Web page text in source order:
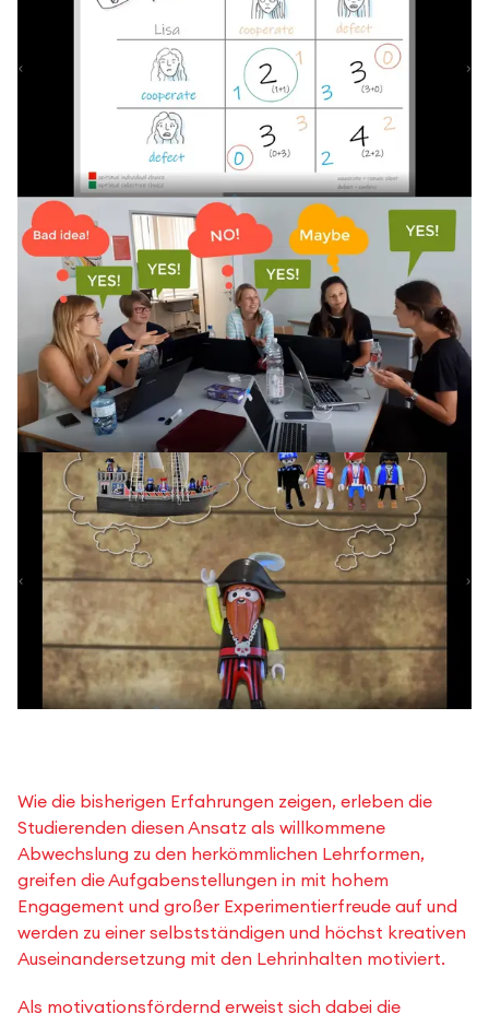
Wie die bisherigen Erfahrungen zeigen, erleben die
Studierenden diesen Ansatz als willkommene
Abwechslung zu den herkömmlichen Lehrformen,
greifen die Aufgabenstellungen in mit hohem
Engagement und großer Experimentierfreude auf und
werden zu einer selbstständigen und höchst kreativen
Auseinandersetzung mit den Lehrinhalten motiviert.
Als motivationsfördernd erweist sich dabei die